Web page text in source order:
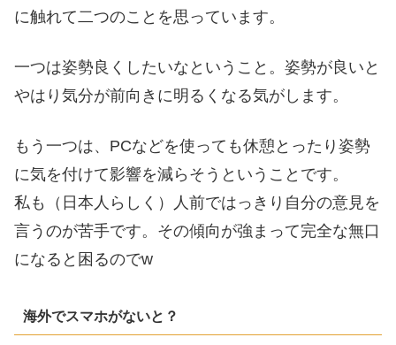
に触れて二つのことを思っています。
一つは姿勢良くしたいなということ。姿勢が良いと
やはり気分が前向きに明るくなる気がします。
もう一つは、PCなどを使っても休憩とったり姿勢
に気を付けて影響を減らそうということです。
私も（日本人らしく）人前ではっきり自分の意見を
言うのが苦手です。その傾向が強まって完全な無口
になると困るのでw
海外でスマホがないと？